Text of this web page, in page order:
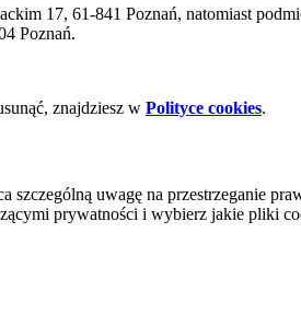
17, 61-841 Poznań, natomiast
Poznań.
znajdziesz w Polityce cookies.
uwagę na przestrzeganie
prywatności i wybierz jakie pliki